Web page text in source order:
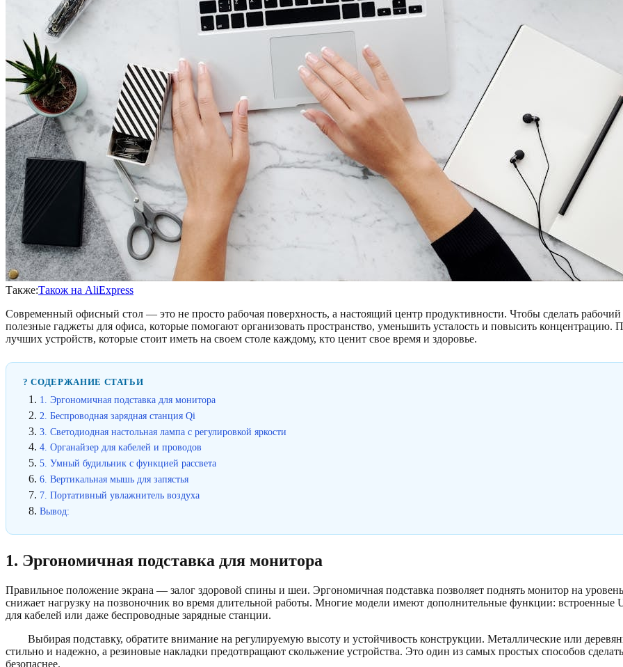
Также:Також на AliExpress
Современный офисный стол — это не просто рабочая поверхность, а настоящий центр продуктивности. Чтобы сделать
полезные гаджеты для офиса, которые помогают организовать пространство, уменьшить усталость и повысить
лучших устройств, которые стоит иметь на своем столе каждому, кто ценит свое время и здоровье.
? СОДЕРЖАНИЕ СТАТЬИ
1. Эргономичная подставка для монитора
2. Беспроводная зарядная станция Qi
3. Светодиодная настольная лампа с регулировкой яркости
4. Органайзер для кабелей и проводов
5. Умный будильник с функцией рассвета
6. Вертикальная мышь для запястья
7. Портативный увлажнитель воздуха
Вывод:
1. Эргономичная подставка для монитора
Правильное положение экрана — залог здоровой спины и шеи. Эргономичная подставка позволяет поднять монитор на уровень
снижает нагрузку на позвоночник во время длительной работы. Многие модели имеют дополнительные функции: встроенные
для кабелей или даже беспроводные зарядные станции.
Выбирая подставку, обратите внимание на регулируемую высоту и устойчивость конструкции. Металлические или
стильно и надежно, а резиновые накладки предотвращают скольжение устройства. Это один из самых простых способов
безопаснее.